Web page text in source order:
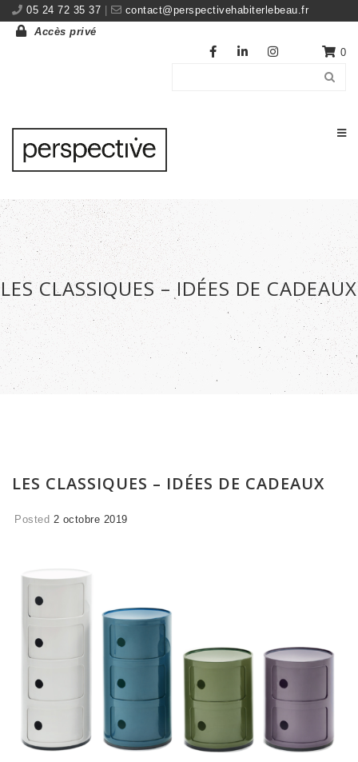
05 24 72 35 37
contact@perspectivehabiterlebeau.fr
Accès privé
0
LES CLASSIQUES – IDÉES DE CADEAUX
LES CLASSIQUES – IDÉES DE CADEAUX
Posted 2 octobre 2019